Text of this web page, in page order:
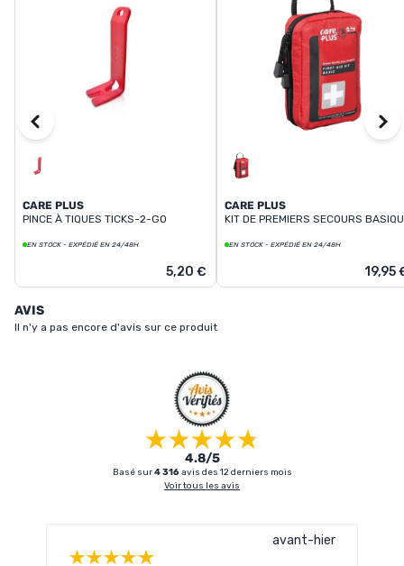
CARE PLUS
PINCE À TIQUES TICKS-2-GO
EN STOCK - EXPÉDIÉ EN 24/48H
5,20 €
CARE PLUS
KIT DE PREMIERS SECOURS
EN STOCK - EXPÉDIÉ EN 24/48H
19,95
AVIS
Il n'y a pas encore d'avis sur ce produit
4.8/5
Basé sur4 316avis des 12 derniers mois
Voir tous les avis
avant-hier